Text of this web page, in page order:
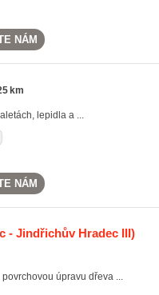
NÁM
km
lepidla a ...
NÁM
- Jindřichův Hradec III)
úpravu dřeva ...